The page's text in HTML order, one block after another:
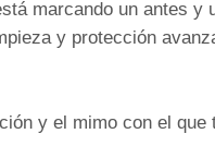
marcando un antes y
y protección
y el mimo con el que